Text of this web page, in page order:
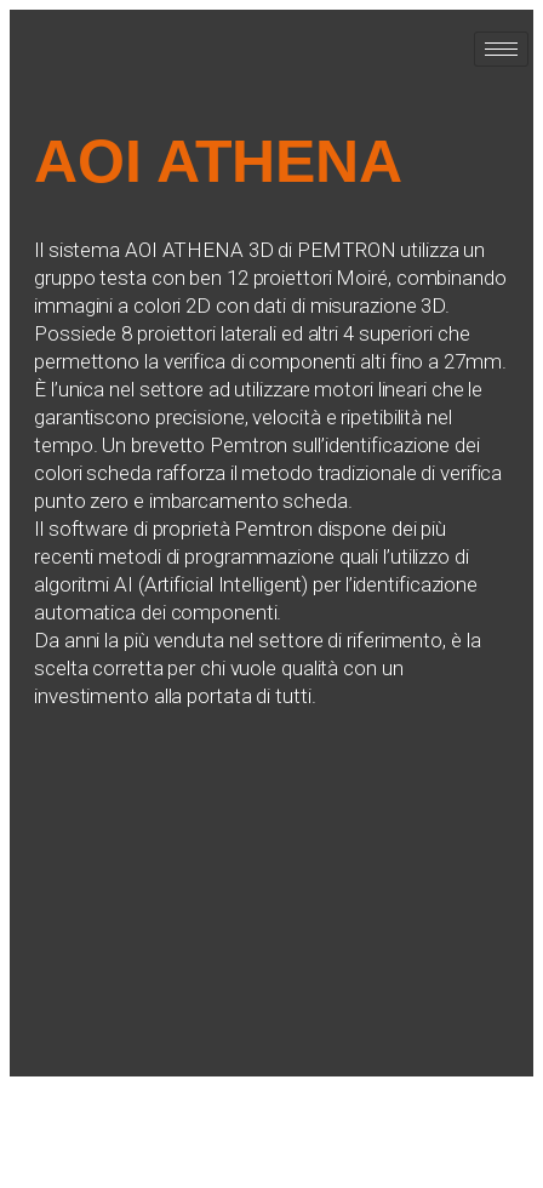
AOI ATHENA
Il sistema AOI ATHENA 3D di PEMTRON utilizza un
gruppo testa con ben 12 proiettori Moiré, combinando
immagini a colori 2D con dati di misurazione 3D.
Possiede 8 proiettori laterali ed altri 4 superiori che
permettono la verifica di componenti alti fino a 27mm.
È l’unica nel settore ad utilizzare motori lineari che le
garantiscono precisione, velocità e ripetibilità nel
tempo. Un brevetto Pemtron sull’identificazione dei
colori scheda rafforza il metodo tradizionale di verifica
punto zero e imbarcamento scheda.
Il software di proprietà Pemtron dispone dei più
recenti metodi di programmazione quali l’utilizzo di
algoritmi AI (Artificial Intelligent) per l’identificazione
automatica dei componenti.
Da anni la più venduta nel settore di riferimento, è la
scelta corretta per chi vuole qualità con un
investimento alla portata di tutti.